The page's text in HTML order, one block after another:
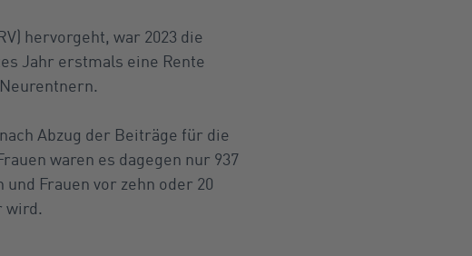
hervorgeht, war 2023 die
Jahr erstmals eine Rente
Abzug der Beiträge für die
waren es dagegen nur 937
Frauen vor zehn oder 20
wird.